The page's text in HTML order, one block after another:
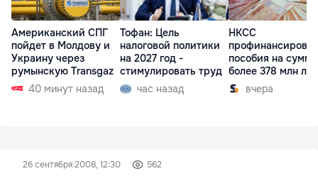
Американский СПГ
пойдет в Молдову и
Украину через
румынскую Transgaz
40 минут назад
Тофан: Цель
налоговой политики
на 2027 год -
стимулировать труд
час назад
НКСС
пособия на сумму
более 378 млн
вчера
26 сентября 2008, 12:30 562